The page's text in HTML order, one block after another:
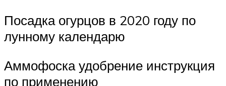
Посадка огурцов в 2020 году по
лунному календарю
Аммофоска удобрение инструкция
по применению